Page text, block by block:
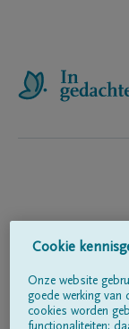
Volg ons op
Cookie
Onze website
goede werking van
cookies worden